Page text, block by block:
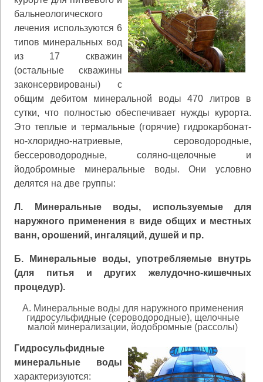
баль­неологического
лечения используются 6
типов минераль­ных вод
из 17 скважин
(остальные скважины
законсер­вированы) с
общим дебитом минеральной воды 470 лит­ров в
сутки, что полностью обеспечивает нужды курор­та.
Это теплые и термальные (горячие) гидрокарбонат-
но-хлоридно-натриевые, сероводородные,
бессероводо­родные, соляно-щелочные и
йодобромные минеральные воды. Они условно
делятся на две группы:
Л. Минеральные воды, используемые для
наружного применения в виде общих и местных
ванн, орошений, ингаляций, душей и пр.
Б. Минеральные воды, употребляемые внутрь
(для питья и других желудочно-кишечных
процедур).
А. Минеральные воды для наружного применения
гидросульфидные (сероводородные), щелочные
малой минерализации, йодобромные (рассолы)
Гидросульфидные
минеральные воды
характеризу­ются: